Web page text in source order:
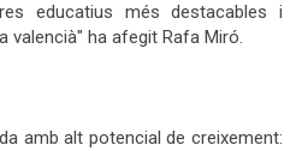
educatius més destacables i
valencià" ha afegit Rafa Miró.
amb alt potencial de creixement: